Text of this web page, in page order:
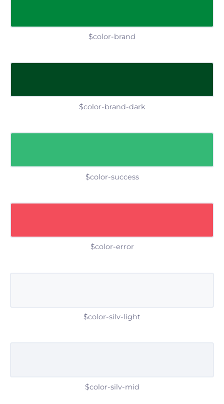
$color-brand
$color-brand-dark
$color-success
$color-error
$color-silv-light
$color-silv-mid